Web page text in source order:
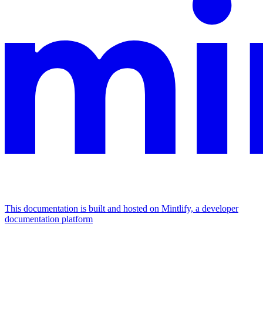
This documentation is built and hosted on Mintlify, a developer
documentation platform